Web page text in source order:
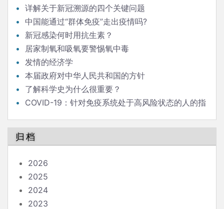
详解关于新冠溯源的四个关键问题
中国能通过“群体免疫”走出疫情吗?
新冠感染何时用抗生素？
居家制氧和吸氧要警惕氧中毒
发情的经济学
本届政府对中华人民共和国的方针
了解科学史为什么很重要？
COVID-19：针对免疫系统处于高风险状态的人的指
归档
2026
2025
2024
2023